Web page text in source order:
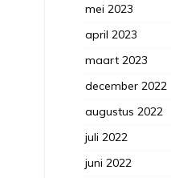
mei 2023
april 2023
maart 2023
december 2022
augustus 2022
juli 2022
juni 2022